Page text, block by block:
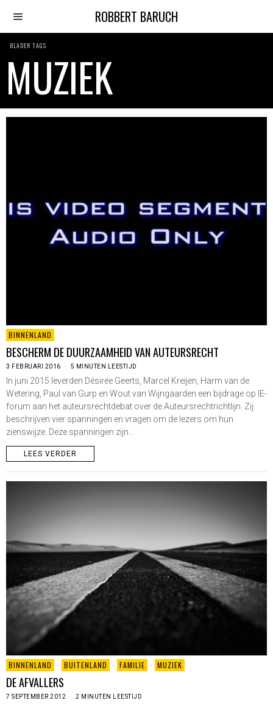
ROBBERT BARUCH
BLADER TAGS
MUZIEK
BINNENLAND
BESCHERM DE DUURZAAMHEID VAN AUTEURSRECHT
3 FEBRUARI 2016 5 MINUTEN LEESTIJD
In juni 2015 leverden Désirée Geerts, Marcel Kreijen, Harm van de
Wetering, Paul van Gurp en Wout van Wijngaarden een bijdrage op IE-
forum aan het auteursrechtdebat over de Auteursrechtrichtlijn. Zij
beschrijven vier spanningen en vragen om de lezers om hun
zienswijze. Deze spanningen zijn…
LEES VERDER
BINNENLAND · BUITENLAND · FAMILIE · MUZIEK
DE AFVALLERS
7 SEPTEMBER 2012 2 MINUTEN LEESTIJD